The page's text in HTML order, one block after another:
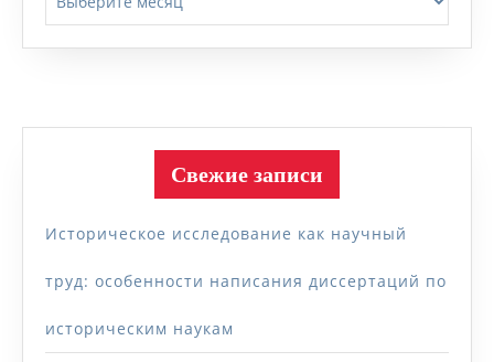
Свежие записи
Историческое исследование как научный
труд: особенности написания диссертаций по
историческим наукам